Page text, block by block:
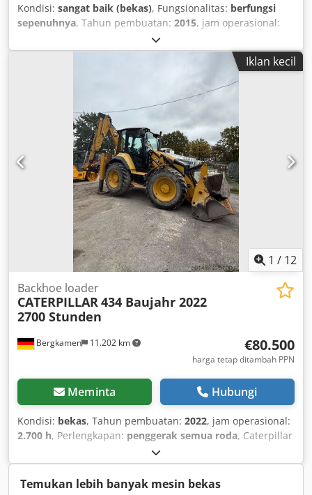
Kondisi: sangat baik (bekas), Fungsionalitas: berfungsi
sepenuhnya, Tahun pembuatan: 2015, jam operasional:
, nomor mesin/kendaraan:
EXCAVATOR HIDROLIK CATERPILLAR BEKAS DALAM KONDISI
CAT0308EPMY201796 JAM OPERASI: 2135 TAHUN: 2015
Iklan kecil
1 / 12
Bergkamen 11.202 km
Backhoe loader
CATERPILLAR434 Baujahr 2022
2700 Stunden
€80.500
harga tetap ditambah PPN
Meminta Hubungi
Kondisi: bekas, Tahun pembuatan: 2022, jam operasional:
2.700 h, Perlengkapan: penggerak semua roda, Caterpillar
434 Backhoe Loader 2700 jam Dedpfx Aiszr Tqwjfokr *
Nomor model: 434 * Tahun pembuatan: 2022 * Berat
operasional: 9.520 kg * Kondisi sangat baik
Temukan lebih banyak mesin bekas